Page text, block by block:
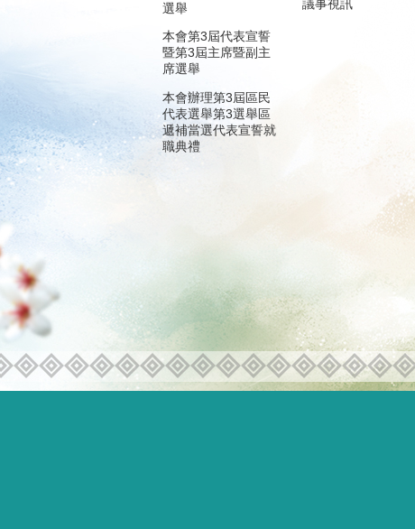
選舉
本會第3屆代表宣誓
暨第3屆主席暨副主
席選舉
本會辦理第3屆區民
代表選舉第3選舉區
遞補當選代表宣誓就
職典禮
議事視訊